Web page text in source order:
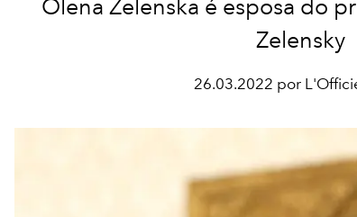
Olena Zelenska é esposa do
Zelensky
26.03.2022 por